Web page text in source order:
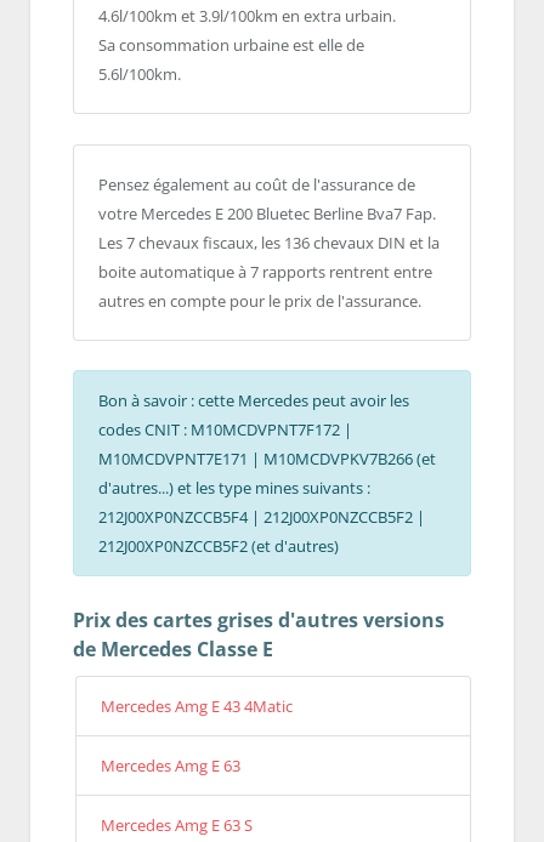
4.6l/100km et 3.9l/100km en extra urbain.
Sa consommation urbaine est elle de
5.6l/100km.
Pensez également au coût de l'assurance de
votre Mercedes E 200 Bluetec Berline Bva7 Fap.
Les 7 chevaux fiscaux, les 136 chevaux DIN et la
boite automatique à 7 rapports rentrent entre
autres en compte pour le prix de l'assurance.
Bon à savoir : cette Mercedes peut avoir les
codes CNIT : M10MCDVPNT7F172 |
M10MCDVPNT7E171 | M10MCDVPKV7B266 (et
d'autres...) et les type mines suivants :
212J00XP0NZCCB5F4 | 212J00XP0NZCCB5F2 |
212J00XP0NZCCB5F2 (et d'autres)
Prix des cartes grises d'autres versions
de Mercedes Classe E
Mercedes Amg E 43 4Matic
Mercedes Amg E 63
Mercedes Amg E 63 S